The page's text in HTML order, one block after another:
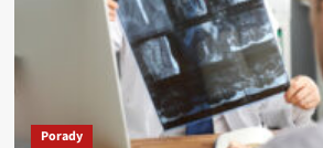
Porady